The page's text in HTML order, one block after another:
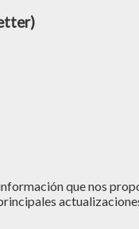
que nos